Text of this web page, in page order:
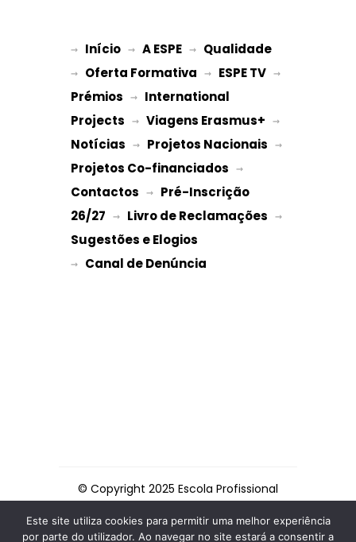
→ Início → A ESPE → Qualidade
→ Oferta Formativa → ESPE TV
Prémios → International
Projects → Viagens Erasmus+
Notícias → Projetos Nacionais
Projetos Co-financiados
Contactos → Pré-Inscrição
26/27 → Livro de Reclamações
Sugestões e Elogios
→
© Copyright 2025 Escola Profissional
Este site utiliza cookies para permitir uma melhor experiência
por parte do utilizador. Ao navegar no site estará a consentir a